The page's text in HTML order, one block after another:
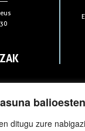
ditugu zure